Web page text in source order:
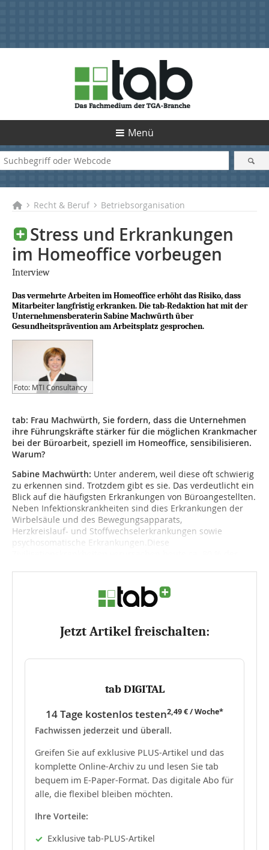
Menü
Recht & Beruf Betriebsorganisation
Stress und Erkrankungen
im Homeoffice vorbeugen
Interview
Das vermehrte Arbeiten im Homeoffice erhöht das Risiko, dass
Mitarbeiter langfristig erkranken. Die tab-Redaktion hat mit der
Unternehmensberaterin Sabine Machwürth über
Gesundheitsprävention am Arbeitsplatz gesprochen.
Foto: MTI Consultancy
tab: Frau Machwürth, Sie fordern, dass die Unternehmen
ihre Führungskräfte stärker für die möglichen Krankmacher
bei der Büroarbeit, speziell im Homeoffice, sensibilisieren.
Warum?
Sabine Machwürth: Unter anderem, weil diese oft schwierig
zu erkennen sind. Trotzdem gibt es sie. Das verdeutlicht ein
Blick auf die häufigsten Erkrankungen von Büroangestellten.
Neben Infektionskrankheiten sind dies Erkrankungen der
Wirbelsäule und des Bewegungsapparats,
Herzkreislauf- und Stoffwechselerkrankungen sowie
psychosomatische Erkrankungen.Diese
Jetzt Artikel freischalten:
tab DIGITAL
14 Tage kostenlos testen2,49 € / Woche*
Fachwissen jederzeit und überall.
Greifen Sie auf exklusive PLUS-Artikel und das
komplette Online-Archiv zu und lesen Sie tab
bequem im E-Paper-Format. Das digitale Abo für
alle, die flexibel bleiben möchten.
Ihre Vorteile:
Exklusive tab-PLUS-Artikel